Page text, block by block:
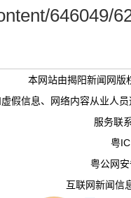
646049/
本网站由揭阳新闻网版
假信息、网络内容从业人
服务联
粤
粤公网
互联网新闻信